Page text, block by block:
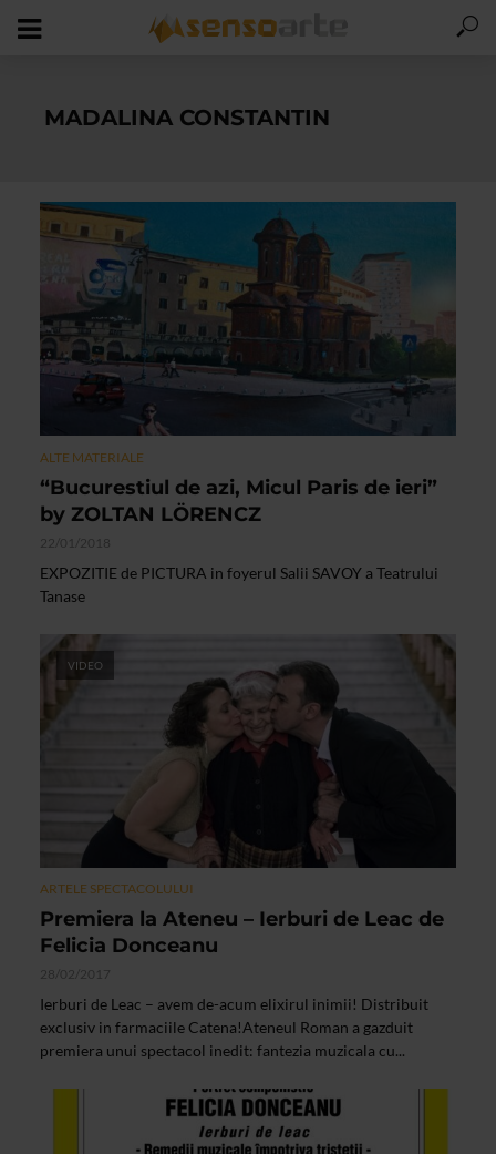
MADALINA CONSTANTIN
ALTE MATERIALE
“Bucurestiul de azi, Micul Paris de ieri”
by ZOLTAN LÖRENCZ
22/01/2018
EXPOZITIE de PICTURA in foyerul Salii SAVOY a Teatrului
Tanase
VIDEO
ARTELE SPECTACOLULUI
Premiera la Ateneu – Ierburi de Leac de
Felicia Donceanu
28/02/2017
Ierburi de Leac – avem de-acum elixirul inimii! Distribuit
exclusiv in farmaciile Catena!Ateneul Roman a gazduit
premiera unui spectacol inedit: fantezia muzicala cu...